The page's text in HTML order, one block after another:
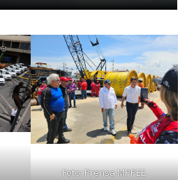
Foto: Prensa MPPEE